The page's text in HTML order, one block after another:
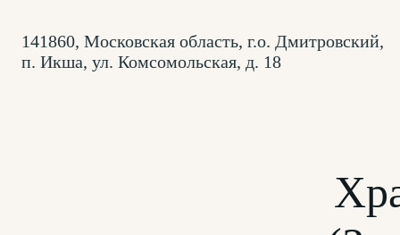
141860, Московская область, г.о. Дмитровский,
п. Икша, ул. Комсомольская, д. 18